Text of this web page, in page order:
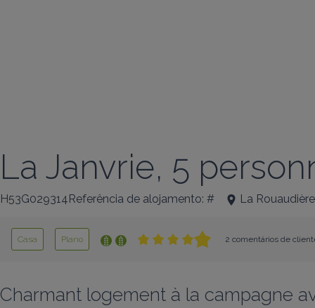
La Janvrie, 5
H53G029314Referência de alojamento: # La Rouaudière
Casa Plano 2 comentários de
Charmant logement à la campagne